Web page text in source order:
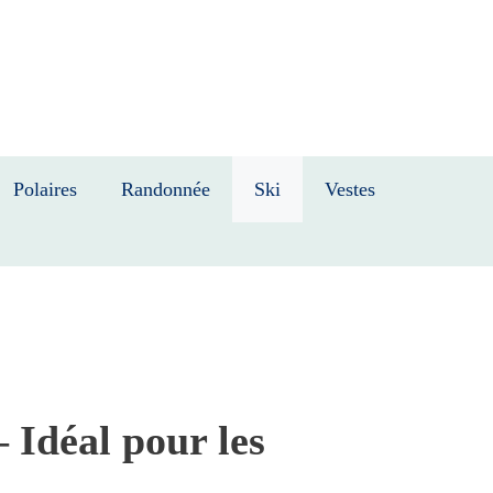
Polaires Randonnée Ski Vestes
Idéal pour les